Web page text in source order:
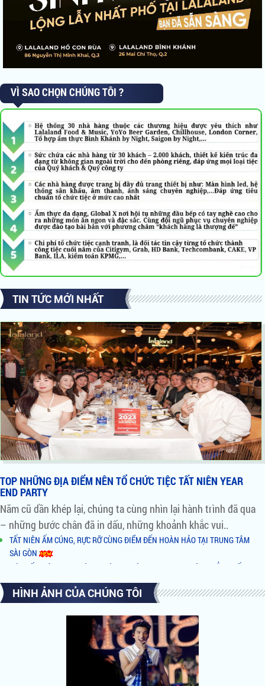
VÌ SAO CHỌN CHÚNG TÔI ?
TIN TỨC MỚI NHẤT
TOP NHỮNG ĐỊA ĐIỂM NÊN TỔ CHỨC TIỆC TẤT NIÊN YEAR
END PARTY
Năm cũ dần khép lại, chúng ta cùng nhìn lại hành trình đã qua
– những bước chân đã in dấu, những khoảnh khắc vui..
TẤT NIÊN ẤM CÚNG, RỰC RỠ CÙNG ĐIỂM ĐẾN HOÀN HẢO TẠI TRUNG TÂM
SÀI GÒN
ĐÓN TẤT NIÊN TƯNG BỪNG - CÙNG KHÔNG GIAN VIEW SÔNG ĐẲNG CẤP TẠI
QUẬN 2
NHỮNG LÝ DO NÊN CHỌN TỔ HỢP ẨM THỰC BÌNH KHÁNH BY NIGHT LÀM
AI ĐỨNG SAU TỔ HỢP ĂN UỐNG GIẢI TRÍ XUẤT HIỆN RẦM RỘ TẠI SÀI GÒN
HỒ BƠI ĐỘC NHẤT VÔ NHỊ TẠI NOVAHILLS MŨI NÉ RESORT & VILLAS
NOVALAND VINH DANH TẠI VIETNAM HR AWARDS 2018
CĂN HỘ HẠNG SANG - ĐIỂM SÁNG NỔI BẬT CỦA QUẬN 1
HÌNH ẢNH CỦA CHÚNG TÔI